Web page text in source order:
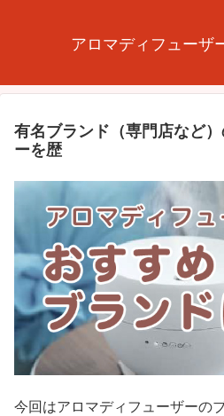
アロマディフューザ
有名ブランド（専門店など
ーを歴
今回はアロマディフューザーの